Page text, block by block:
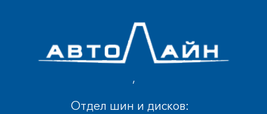
,
Отдел шин и дисков: